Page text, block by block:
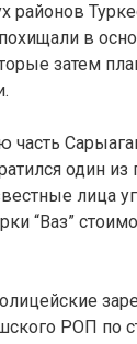
районов
в
затем
часть
один
лица
“Ваз”
РОП по